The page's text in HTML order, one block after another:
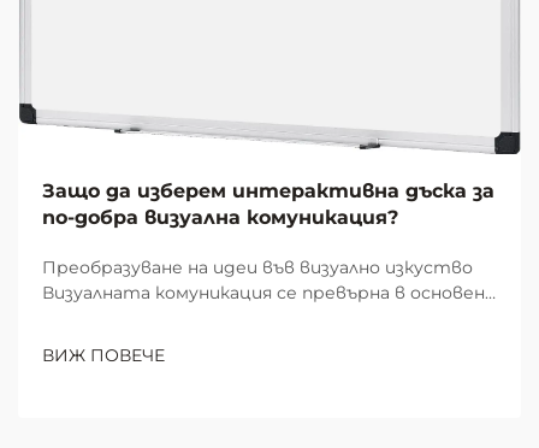
Защо да изберем интерактивна дъска за
по-добра визуална комуникация?
Преобразуване на идеи във визуално изкуство
Визуалната комуникация се превърна в основен
образователни среди. В центъра на тази
ВИЖ ПОВЕЧЕ